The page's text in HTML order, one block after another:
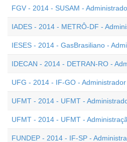
FGV - 2014 - SUSAM -
IADES - 2014 - METRÔ-DF -
IESES - 2014 - GasBrasiliano -
IDECAN - 2014 - DETRAN-RO -
UFG - 2014 - IF-GO - Administrador
UFMT - 2014 - UFMT -
UFMT - 2014 - UFMT -
FUNDEP - 2014 - IF-SP -